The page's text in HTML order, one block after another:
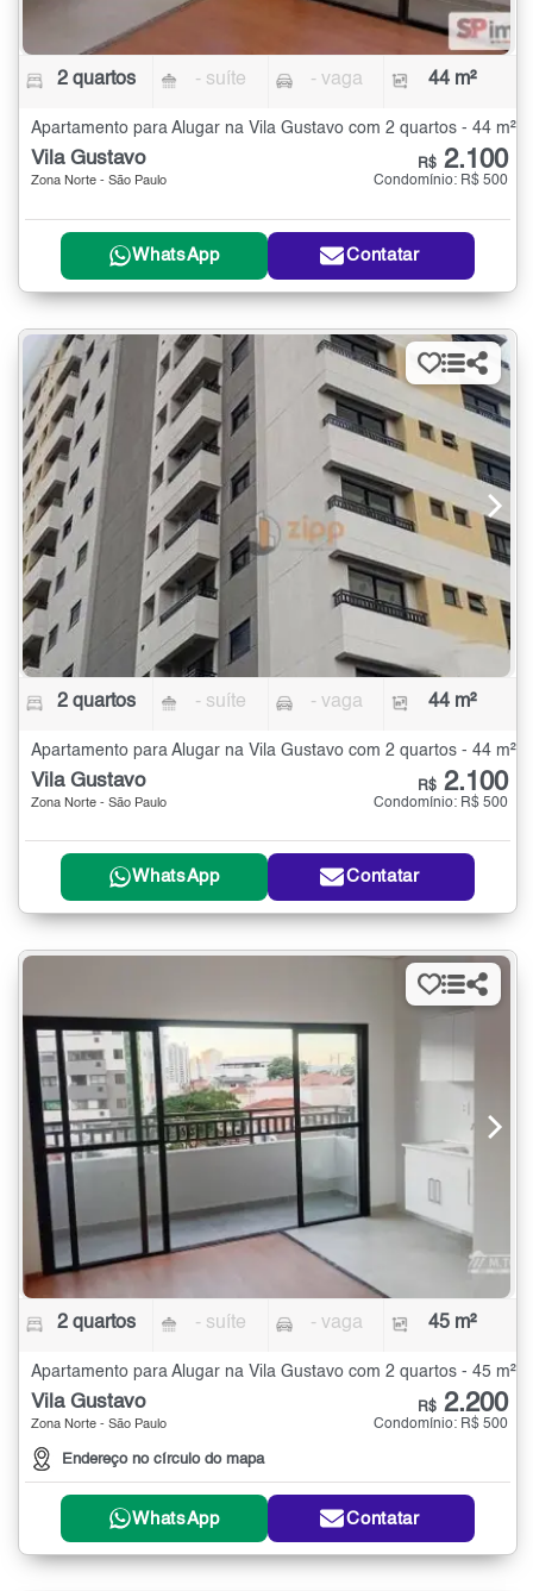
2 quartos - suíte - vaga 44 m²
Apartamento para Alugar na Vila Gustavo com 2 quartos - 44 m²
Vila Gustavo
Zona Norte - São Paulo
R$ 2.100
Condomínio: R$ 500
WhatsApp Contatar
2 quartos - suíte - vaga 44 m²
Apartamento para Alugar na Vila Gustavo com 2 quartos - 44 m²
Vila Gustavo
Zona Norte - São Paulo
R$ 2.100
Condomínio: R$ 500
WhatsApp Contatar
2 quartos - suíte - vaga 45 m²
Apartamento para Alugar na Vila Gustavo com 2 quartos - 45 m²
Vila Gustavo
Zona Norte - São Paulo
Endereço no círculo do mapa
R$ 2.200
Condomínio: R$ 500
WhatsApp Contatar